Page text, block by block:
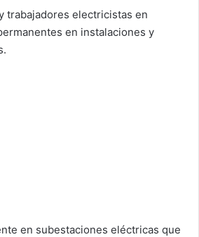
trabajadores electricistas en
en instalaciones y
en subestaciones eléctricas que